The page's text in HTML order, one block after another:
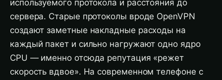
используемого протокола и расстояния до
сервера. Старые протоколы вроде OpenVPN
создают заметные накладные расходы на
каждый пакет и сильно нагружают одно ядро
CPU — именно отсюда репутация «режет
скорость вдвое». На современном телефоне с